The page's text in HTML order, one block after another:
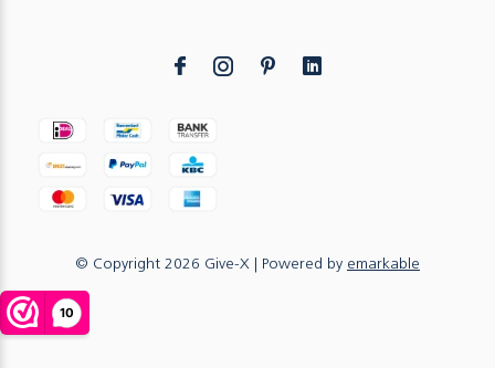
© Copyright 2026 Give-X | Powered by emarkable